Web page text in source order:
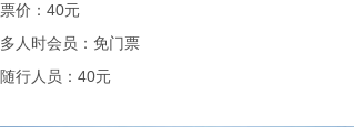
票价：40元
多人时会员：免门票
随行人员：40元